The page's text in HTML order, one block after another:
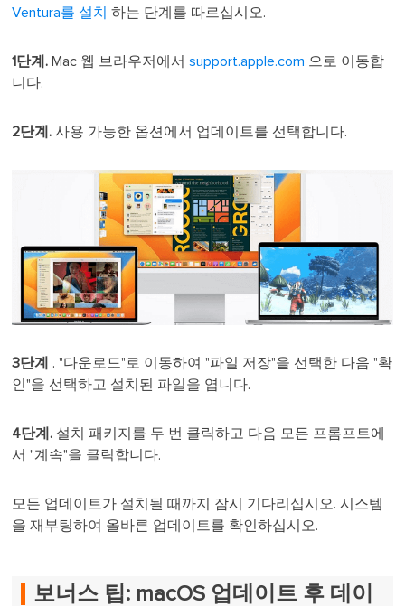
Ventura를 설치
하는 단계를 따르십시오.
1단계. Mac 웹 브라우저에서support.apple.com 으로 이동합
니다.
2단계. 사용 가능한 옵션에서 업데이트를 선택합니다.
3단계
. "다운로드"로 이동하여 "파일 저장"을 선택한 다음 "확
인"을 선택하고 설치된 파일을 엽니다.
4단계. 설치 패키지를 두 번 클릭하고 다음 모든 프롬프트에
서 "계속"을 클릭합니다.
모든 업데이트가 설치될 때까지 잠시 기다리십시오. 시스템
을 재부팅하여 올바른 업데이트를 확인하십시오.
보너스 팁: macOS 업데이트 후 데이